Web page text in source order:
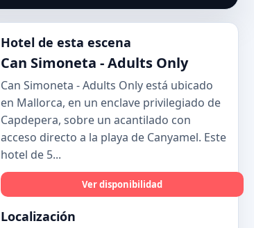
Hotel de esta escena
Can Simoneta - Adults Only
Can Simoneta - Adults Only está ubicado
en Mallorca, en un enclave privilegiado de
Capdepera, sobre un acantilado con
acceso directo a la playa de Canyamel. Este
hotel de 5...
Ver disponibilidad
Localización